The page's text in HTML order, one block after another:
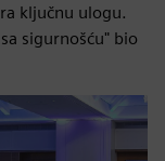
ključnu ulogu.
sigurnošću" bio